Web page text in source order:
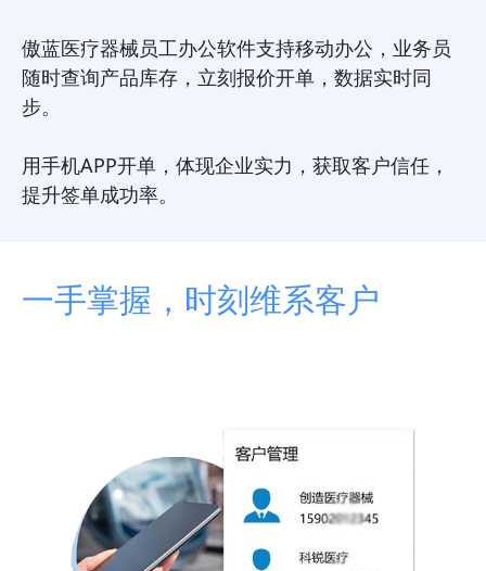
傲蓝医疗器械员工办公软件支持移动办公，业务员
随时查询产品库存，立刻报价开单，数据实时同
步。
用手机APP开单，体现企业实力，获取客户信任，
提升签单成功率。
一手掌握，时刻维系客户